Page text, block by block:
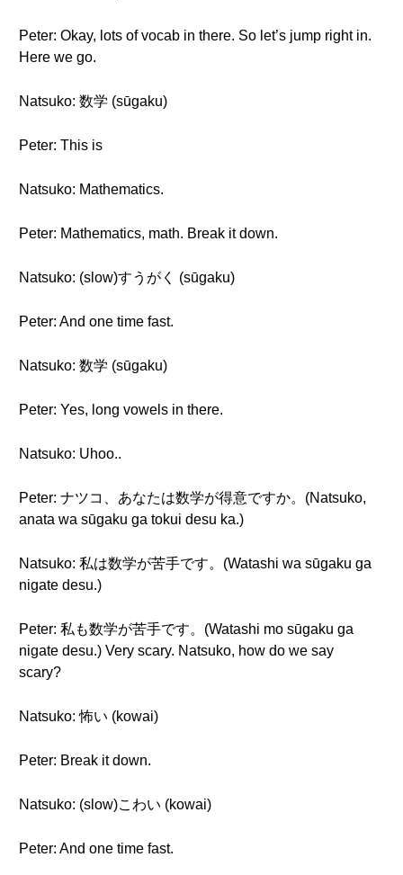
Peter: Okay, lots of vocab in there. So let’s jump right in.
Here we go.
Natsuko: 数学 (sūgaku)
Peter: This is
Natsuko: Mathematics.
Peter: Mathematics, math. Break it down.
Natsuko: (slow)すうがく (sūgaku)
Peter: And one time fast.
Natsuko: 数学 (sūgaku)
Peter: Yes, long vowels in there.
Natsuko: Uhoo..
Peter: ナツコ、あなたは数学が得意ですか。(Natsuko,
anata wa sūgaku ga tokui desu ka.)
Natsuko: 私は数学が苦手です。(Watashi wa sūgaku ga
nigate desu.)
Peter: 私も数学が苦手です。(Watashi mo sūgaku ga
nigate desu.) Very scary. Natsuko, how do we say
scary?
Natsuko: 怖い (kowai)
Peter: Break it down.
Natsuko: (slow)こわい (kowai)
Peter: And one time fast.